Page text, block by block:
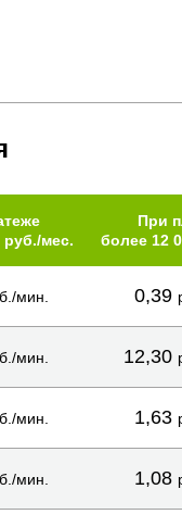
руб./мес.
При
более 12
мин. 0,39
мин. 12,30
мин. 1,63
мин. 1,08